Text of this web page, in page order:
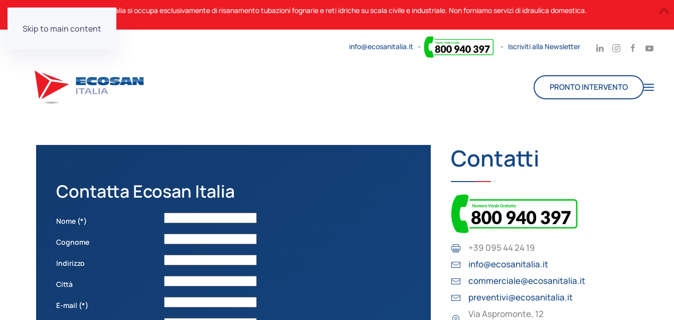
Skip to main content
ℹ️ Nota: Ecosan Italia si occupa esclusivamente di risanamento tubazioni fognarie e reti idriche su scala civile e industriale. Non forniamo servizi di idraulica domestica.
info@ecosanitalia.it - - Iscriviti alla Newsletter
PRONTO INTERVENTO
Contatta Ecosan Italia
Nome (*)
Cognome
Indirizzo
Città
E-mail (*)
Contatti
+39 095 44 24 19
info@ecosanitalia.it
commerciale@ecosanitalia.it
preventivi@ecosanitalia.it
Via Aspromonte, 12